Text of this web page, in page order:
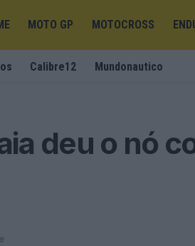
MOTO GP MOTOCROSS
Calibre12 Mundonautico
deu o nó